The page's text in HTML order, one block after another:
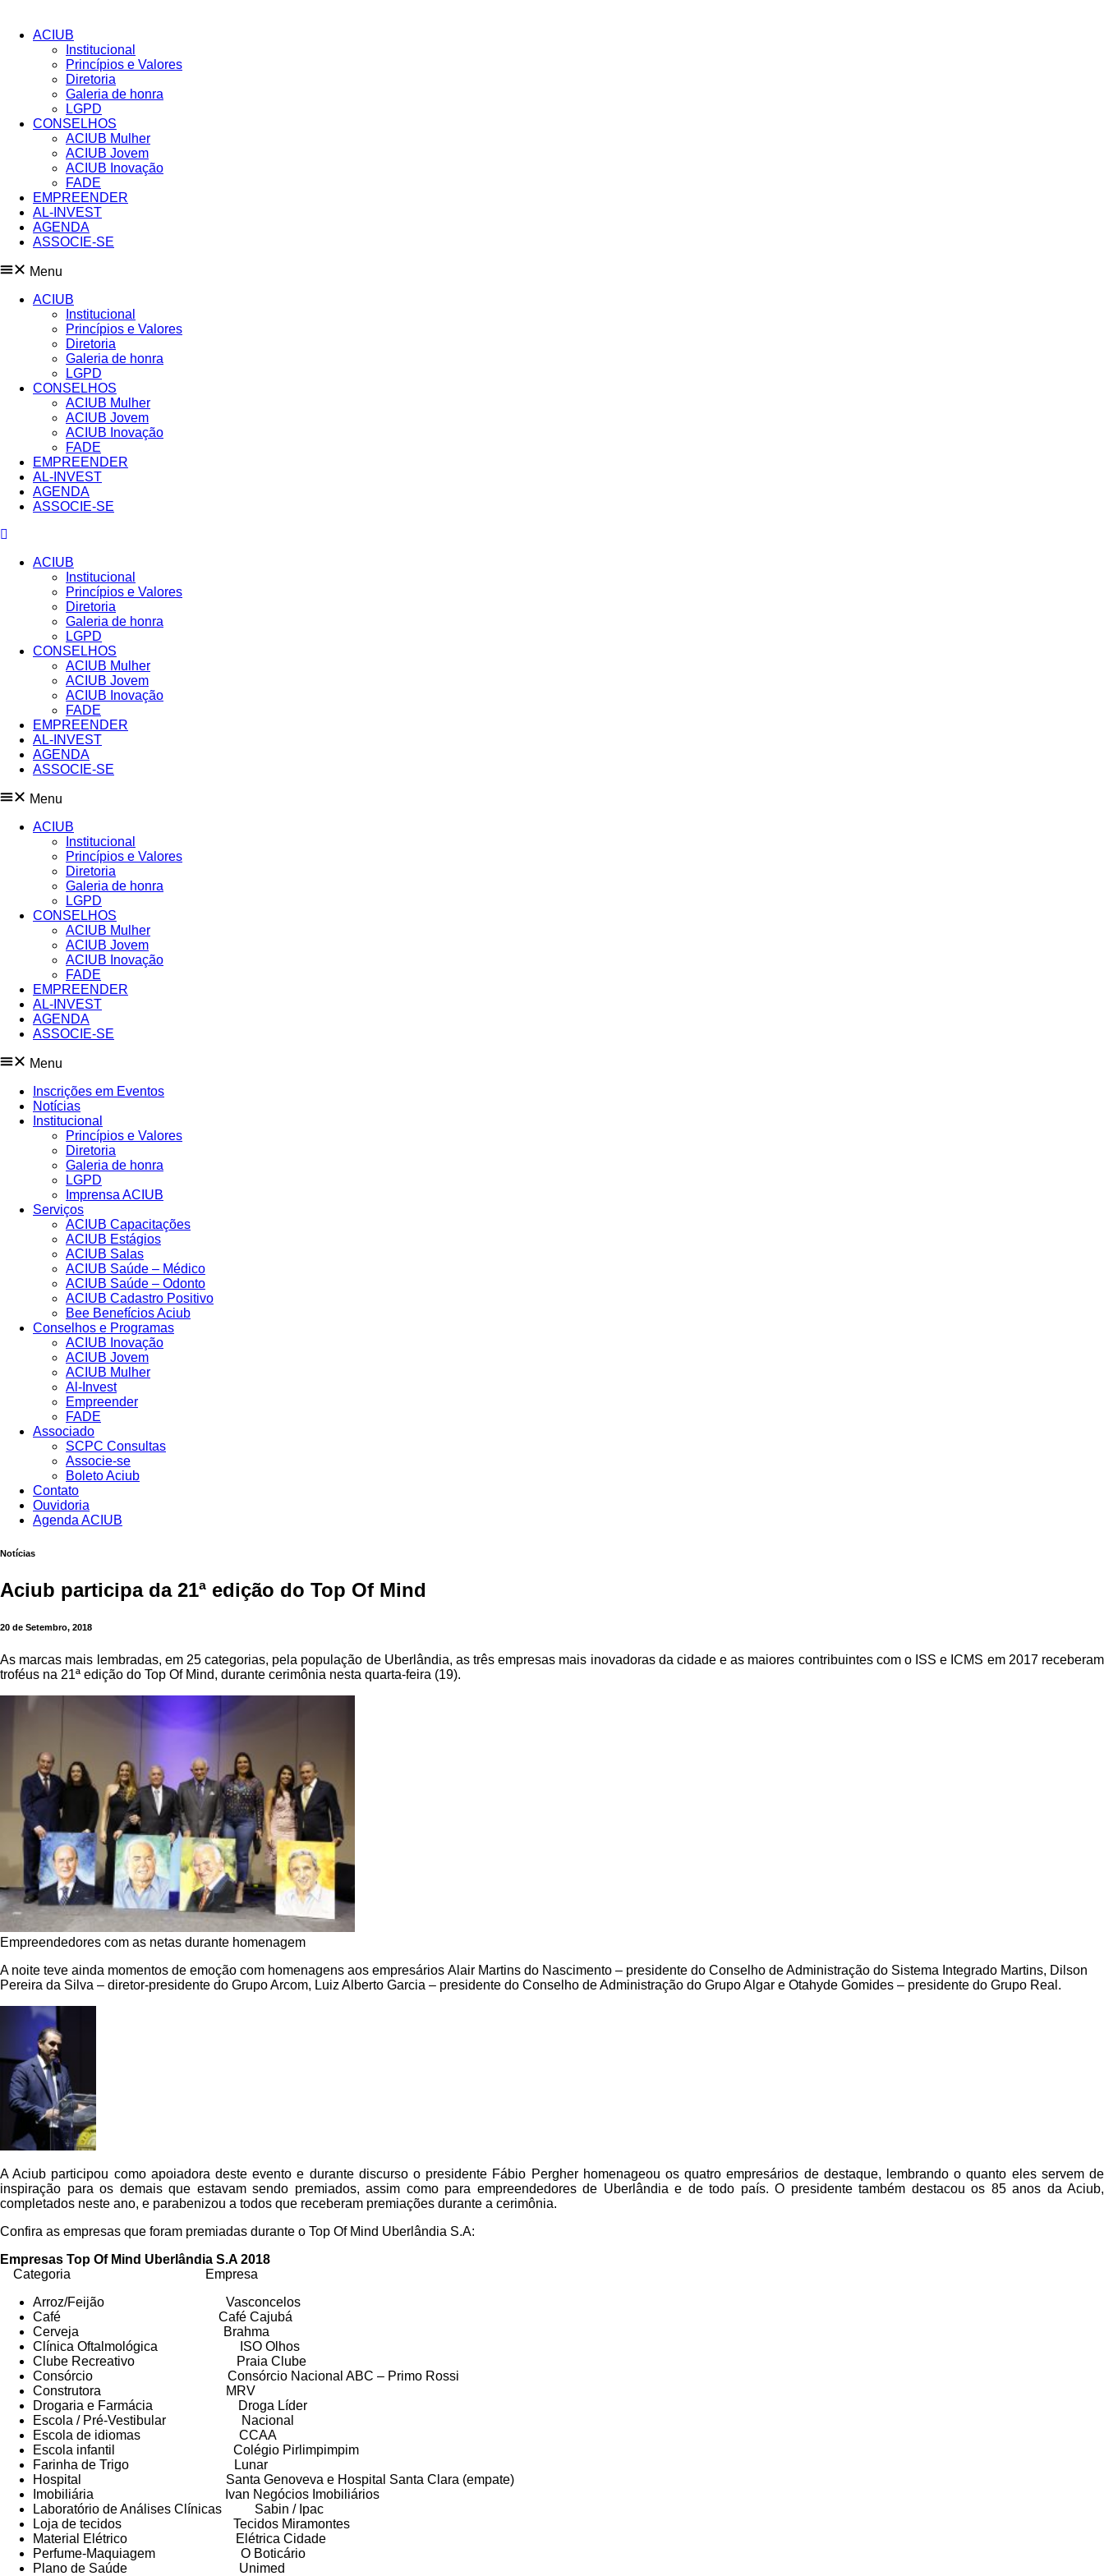
conteúdo
ACIUB
Institucional
Princípios e Valores​
Diretoria
Galeria de honra
LGPD
CONSELHOS
ACIUB Mulher
ACIUB Jovem
ACIUB Inovação
FADE
EMPREENDER
AL-INVEST
AGENDA
ASSOCIE-SE
Menu
ACIUB
Institucional
Princípios e Valores​
Diretoria
Galeria de honra
LGPD
CONSELHOS
ACIUB Mulher
ACIUB Jovem
ACIUB Inovação
FADE
EMPREENDER
AL-INVEST
AGENDA
ASSOCIE-SE
ACIUB
Institucional
Princípios e Valores​
Diretoria
Galeria de honra
LGPD
CONSELHOS
ACIUB Mulher
ACIUB Jovem
ACIUB Inovação
FADE
EMPREENDER
AL-INVEST
AGENDA
ASSOCIE-SE
Menu
ACIUB
Institucional
Princípios e Valores​
Diretoria
Galeria de honra
LGPD
CONSELHOS
ACIUB Mulher
ACIUB Jovem
ACIUB Inovação
FADE
EMPREENDER
AL-INVEST
AGENDA
ASSOCIE-SE
Menu
Inscrições em Eventos
Notícias
Institucional
Princípios e Valores​
Diretoria
Galeria de honra
LGPD
Imprensa ACIUB
Serviços
ACIUB Capacitações
ACIUB Estágios
ACIUB Salas
ACIUB Saúde – Médico
ACIUB Saúde – Odonto
ACIUB Cadastro Positivo
Bee Benefícios Aciub
Conselhos e Programas
ACIUB Inovação
ACIUB Jovem
ACIUB Mulher
Al-Invest
Empreender
FADE
Associado
SCPC Consultas
Associe-se
Boleto Aciub
Contato
Ouvidoria
Agenda ACIUB
Notícias
Aciub participa da 21ª edição do Top Of Mind
20 de Setembro, 2018
As marcas mais lembradas, em 25 categorias, pela população de Uberlândia, as três empresas mais inovadoras da cidade e as maiores contribuintes com o ISS e ICMS em 2017 receberam
troféus na 21ª edição do Top Of Mind, durante cerimônia nesta quarta-feira (19).
Empreendedores com as netas durante homenagem
A noite teve ainda momentos de emoção com homenagens aos empresários Alair Martins do Nascimento – presidente do Conselho de Administração do Sistema Integrado Martins, Dilson
Pereira da Silva – diretor-presidente do Grupo Arcom, Luiz Alberto Garcia – presidente do Conselho de Administração do Grupo Algar e Otahyde Gomides – presidente do Grupo Real.
A Aciub participou como apoiadora deste evento e durante discurso o presidente Fábio Pergher homenageou os quatro empresários de destaque, lembrando o quanto eles servem de
inspiração para os demais que estavam sendo premiados, assim como para empreendedores de Uberlândia e de todo país. O presidente também destacou os 85 anos da Aciub,
completados neste ano, e parabenizou a todos que receberam premiações durante a cerimônia.
Confira as empresas que foram premiadas durante o Top Of Mind Uberlândia S.A:
Empresas Top Of Mind Uberlândia S.A 2018
Categoria Empresa
Arroz/Feijão Vasconcelos
Café Café Cajubá
Cerveja Brahma
Clínica Oftalmológica ISO Olhos
Clube Recreativo Praia Clube
Consórcio Consórcio Nacional ABC – Primo Rossi
Construtora MRV
Drogaria e Farmácia Droga Líder
Escola / Pré-Vestibular Nacional
Escola de idiomas CCAA
Escola infantil Colégio Pirlimpimpim
Farinha de Trigo Lunar
Hospital Santa Genoveva e Hospital Santa Clara (empate)
Imobiliária Ivan Negócios Imobiliários
Laboratório de Análises Clínicas Sabin / Ipac
Loja de tecidos Tecidos Miramontes
Material Elétrico Elétrica Cidade
Perfume-Maquiagem O Boticário
Plano de Saúde Unimed